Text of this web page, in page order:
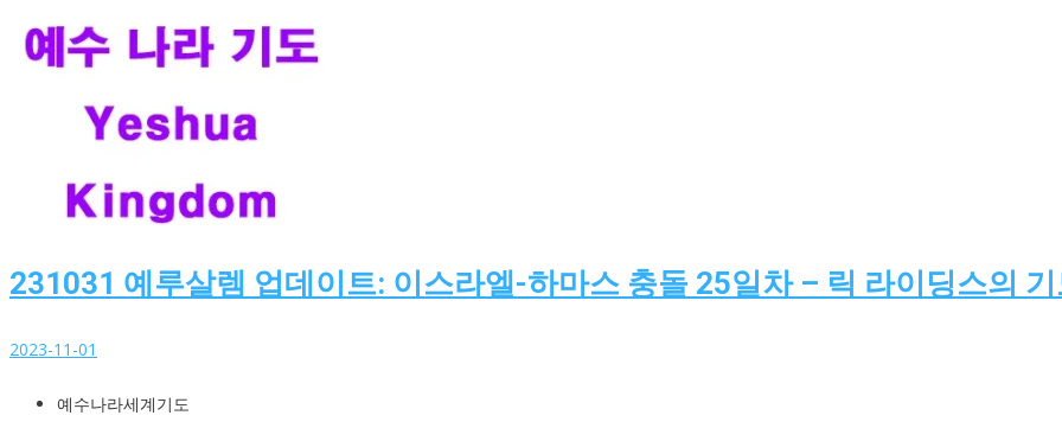
231031 예루살렘 업데이트: 이스라엘-하마스 충돌 25일차 – 릭 라이딩스의 기
2023-11-01
예수나라세계기도
http://YeshuaKingdom.kr
예수나라세계기도